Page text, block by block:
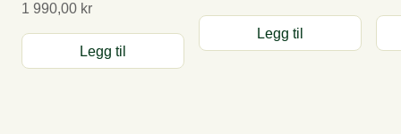
1 990,00 kr
Legg til
Legg til